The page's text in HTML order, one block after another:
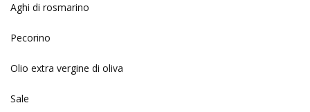
Aghi di rosmarino
Pecorino
Olio extra vergine di oliva
Sale